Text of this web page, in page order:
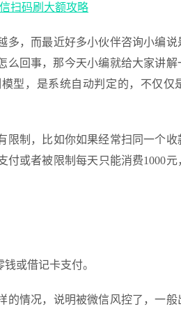
扫码刷大额攻略
多，而最近好多小伙伴咨询小编说
么回事，那今天小编就给大家讲
型，是系统自动判定的，不仅仅
限制，比如你如果经常扫同一个
或者被限制每天只能消费1000
或借记卡支付。
情况，说明被微信风控了，一